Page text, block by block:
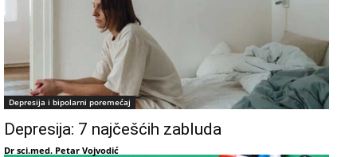
Depresija i bipolarni poremećaj
Depresija: 7 najčešćih zabluda
Dr sci.med. Petar Vojvodić